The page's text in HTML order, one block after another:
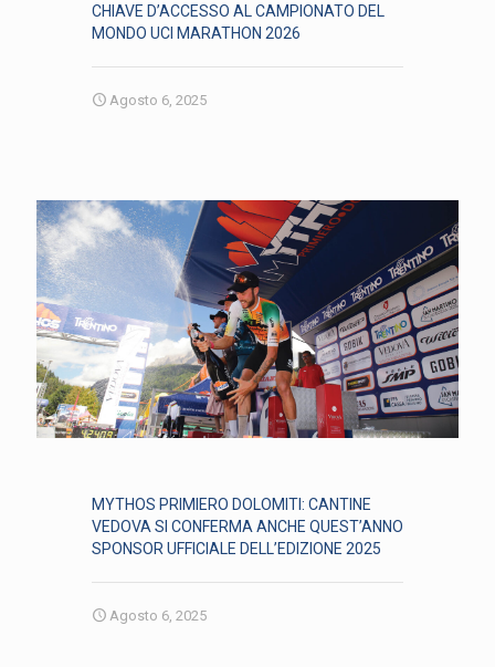
CHIAVE D’ACCESSO AL CAMPIONATO DEL
MONDO UCI MARATHON 2026
Agosto 6, 2025
MYTHOS PRIMIERO DOLOMITI: CANTINE
VEDOVA SI CONFERMA ANCHE QUEST’ANNO
SPONSOR UFFICIALE DELL’EDIZIONE 2025
Agosto 6, 2025